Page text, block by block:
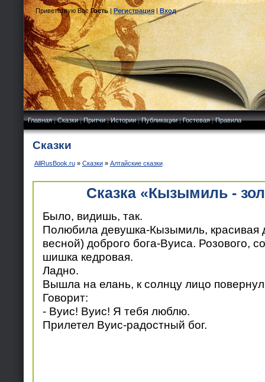
Приветствую Вас Гость|Регистрация|Вход
Главная|Сказки|Притчи|Истории|Публикации|Гостевая|Правила
Сказки
AllRusBook.ru» Сказки» Алтайские сказки
Сказка «Кызымиль -
Было, видишь, так.
Полюбила девушка-Кызымиль, красивая
весной) доброго бога-Вуиса. Розового,
шишка кедровая.
Ладно.
Вышла на елань, к солнцу лицо
Говорит:
- Вуис! Вуис! Я тебя люблю.
Прилетел Вуис-радостный бог.